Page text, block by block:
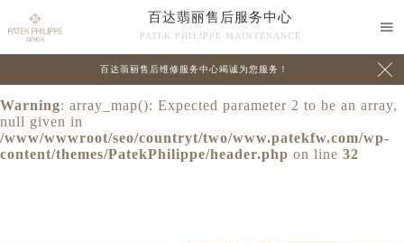
Warning
: extract() expects parameter 1 to be array, null
given in
/www/wwwroot/seo/countryt/two/www.patekfw.com/wp-
content/themes/PatekPhilippe/header.php
Warning: array_map(): Expected parameter 2 to be an array,
null given in
/www/wwwroot/seo/countryt/two/www.patekfw.com/wp-
content/themes/PatekPhilippe/header.php on line 32
百达翡丽售后服务中心
PATEK PHILIPPE MAINTENANCE

百达翡丽售后维修服务中心竭诚为您服务！ 